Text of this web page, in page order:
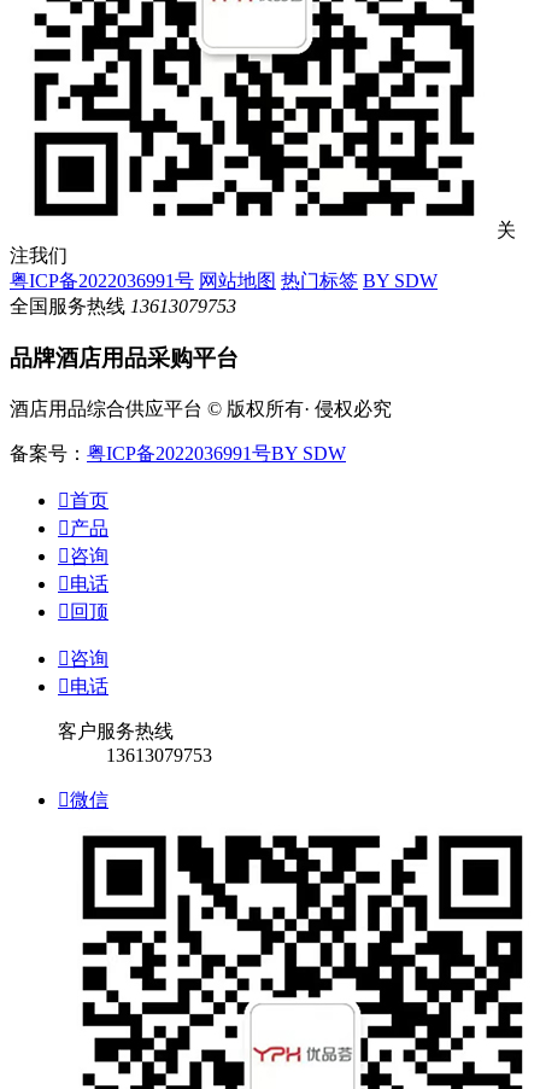
关
注我们
粤ICP备2022036991号 网站地图 热门标签 BY SDW
全国服务热线 13613079753
品牌酒店用品采购平台
酒店用品综合供应平台 © 版权所有· 侵权必究
备案号： 粤ICP备2022036991号BY SDW
首页
产品
咨询
电话
 回顶
咨询
电话
客户服务热线
13613079753
微信